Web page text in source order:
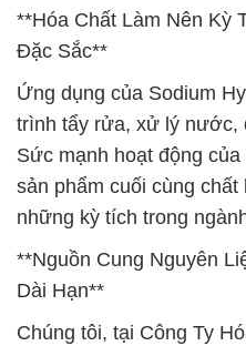
**Hóa Chất Làm Nên Kỳ
Đặc Sắc**
Ứng dụng của Sodium
trình tẩy rửa, xử lý nước,
Sức mạnh hoạt động
sản phẩm cuối cùng
những kỳ tích trong
**Nguồn Cung Nguyên
Dài Hạn**
Chúng tôi, tại Công Ty